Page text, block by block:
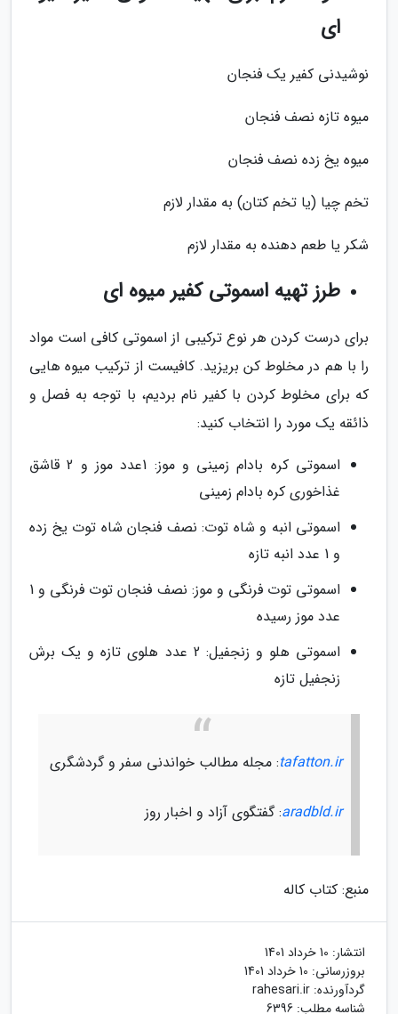
ای
نوشیدنی کفیر یک فنجان
میوه تازه نصف فنجان
میوه یخ زده نصف فنجان
تخم چیا (یا تخم کتان) به مقدار لازم
شکر یا طعم دهنده به مقدار لازم
طرز تهیه اسموتی کفیر میوه ای
برای درست کردن هر نوع ترکیبی از اسموتی کافی است مواد
را با هم در مخلوط کن بریزید. کافیست از ترکیب میوه هایی
که برای مخلوط کردن با کفیر نام بردیم، با توجه به فصل و
ذائقه یک مورد را انتخاب کنید:
اسموتی کره بادام زمینی و موز: 1عدد موز و 2 قاشق
غذاخوری کره بادام زمینی
اسموتی انبه و شاه توت: نصف فنجان شاه توت یخ زده
و 1 عدد انبه تازه
اسموتی توت فرنگی و موز: نصف فنجان توت فرنگی و 1
عدد موز رسیده
اسموتی هلو و زنجفیل: 2 عدد هلوی تازه و یک برش
زنجفیل تازه
tafatton.ir: مجله مطالب خواندنی سفر و گردشگری
aradbld.ir: گفتگوی آزاد و اخبار روز
منبع: کتاب کاله
انتشار: 10 خرداد 1401
بروزرسانی: 10 خرداد 1401
گردآورنده: rahesari.ir
شناسه مطلب: 6396